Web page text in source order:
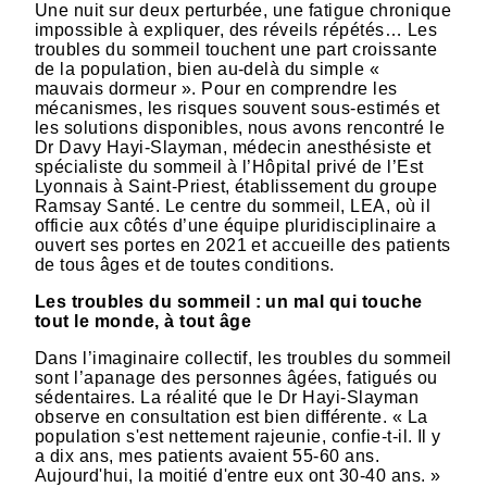
Une nuit sur deux perturbée, une fatigue chronique
impossible à expliquer, des réveils répétés… Les
troubles du sommeil touchent une part croissante
de la population, bien au-delà du simple «
mauvais dormeur ». Pour en comprendre les
mécanismes, les risques souvent sous-estimés et
les solutions disponibles, nous avons rencontré le
Dr Davy Hayi-Slayman, médecin anesthésiste et
spécialiste du sommeil à l’Hôpital privé de l’Est
Lyonnais à Saint-Priest, établissement du groupe
Ramsay Santé. Le centre du sommeil, LEA, où il
officie aux côtés d’une équipe pluridisciplinaire a
ouvert ses portes en 2021 et accueille des patients
de tous âges et de toutes conditions.
Les troubles du sommeil : un mal qui touche
tout le monde, à tout âge
Dans l’imaginaire collectif, les troubles du sommeil
sont l’apanage des personnes âgées, fatigués ou
sédentaires. La réalité que le Dr Hayi-Slayman
observe en consultation est bien différente. « La
population s'est nettement rajeunie, confie-t-il. Il y
a dix ans, mes patients avaient 55-60 ans.
Aujourd'hui, la moitié d'entre eux ont 30-40 ans. »